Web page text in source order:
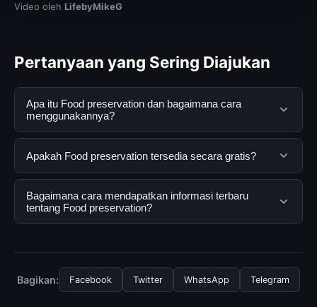
Video oleh LifebyMikeG
Pertanyaan yang Sering Diajukan
Apa itu Food preservation dan bagaimana cara
menggunakannya?
Food preservation adalah layanan digital yang
menggunakannya dengan mengunjungi situs resmi dan
Apakah Food preservation tersedia secara gratis?
Ya, Food preservation dapat diakses secara gratis oleh
semua pengguna. Tidak ada biaya tersembunyi atau
langganan yang diperlukan untuk menggunakan layanan
Bagaimana cara mendapatkan informasi terbaru
tentang Food preservation?
kami secara berkala. Kami selalu memperbarui konten
dengan informasi terkini dan terpercaya.
Bagikan: Facebook Twitter WhatsApp Telegram